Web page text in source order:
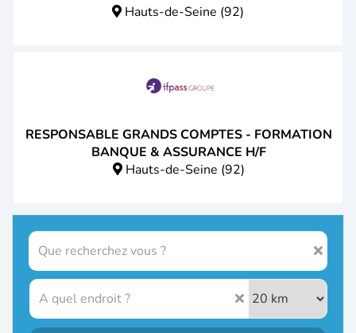
Hauts-de-Seine (92)
RESPONSABLE GRANDS COMPTES - FORMATION
BANQUE & ASSURANCE H/F
Hauts-de-Seine (92)